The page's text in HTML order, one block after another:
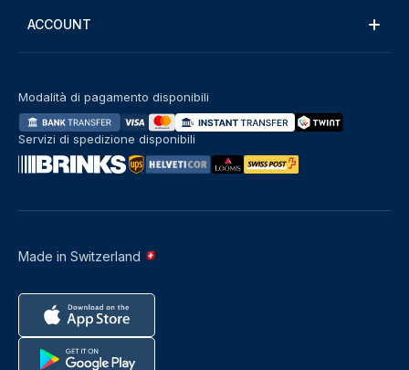
ACCOUNT
Made in Switzerland
Modalità di pagamento disponibili
Servizi di spedizione disponibili